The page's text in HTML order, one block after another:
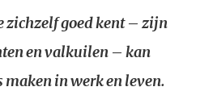
zichzelf goed kent – zijn
en valkuilen – kan
maken in werk en leven.